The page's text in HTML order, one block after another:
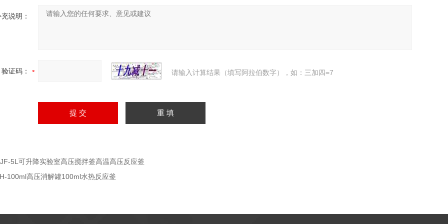
说明：
验证码： 请输入计算结果（填写阿拉伯数字），如：三加四=7
5L可升降实验室高压搅拌釜高温高压反应釜
100ml高压消解罐100ml水热反应釜